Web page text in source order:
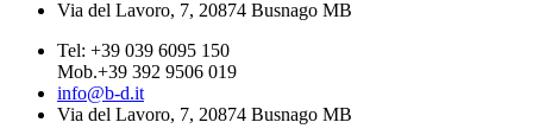
Via del Lavoro, 7, 20874 Busnago MB
Tel: +39 039 6095 150
Mob.+39 392 9506 019
info@b-d.it
Via del Lavoro, 7, 20874 Busnago MB